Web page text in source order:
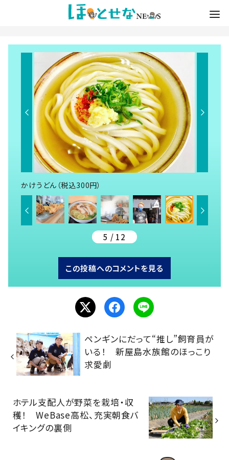
かけうどん（税込300円）
5 / 12
この投稿へのコメントを見る
ペンギンにだって“推し”飼育員が
いる！ 新屋島水族館のほっこり
求愛劇
ホテル支配人が野菜を栽培・収
穫！ WeBase高松、充実朝食バ
イキングの裏側